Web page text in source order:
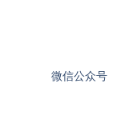
微信公众号